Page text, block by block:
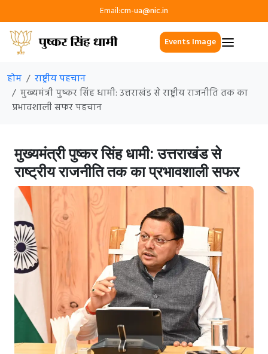
Email:cm-ua@nic.in
Events Image
होम
राष्ट्रीय पहचान
मुख्यमंत्री पुष्कर सिंह धामी: उत्तराखंड से राष्ट्रीय राजनीति तक का
प्रभावशाली सफर पहचान
मुख्यमंत्री पुष्कर सिंह धामी: उत्तराखंड से
राष्ट्रीय राजनीति तक का प्रभावशाली सफर